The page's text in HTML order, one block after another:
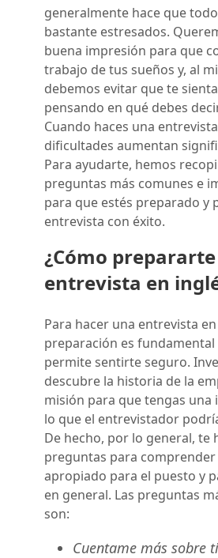
generalmente hace que
bastante estresados.
buena impresión para que
trabajo de tus sueños y, al
debemos evitar que te
pensando en qué debes
Cuando haces una
dificultades aumentan
Para ayudarte, hemos
preguntas más comunes e
para que estés preparado y
entrevista con éxito.
¿Cómo
entrevista en
Para hacer una entrevista
preparación es
permite sentirte seguro.
descubre la historia de la
misión para que tengas una
lo que el entrevistador
De hecho, por lo general, te
preguntas para comprender
apropiado para el puesto y
en general. Las preguntas
son:
Cuentame más sobre ti